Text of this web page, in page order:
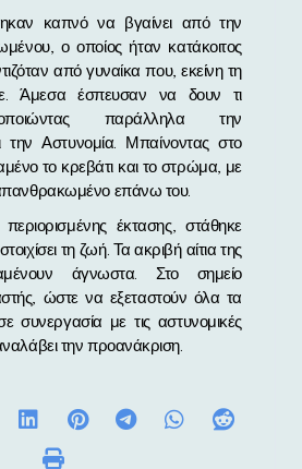
καπνό να βγαίνει από την
ο οποίος ήταν κατάκοιτος
από γυναίκα που, εκείνη τη
Άμεσα έσπευσαν να δουν τι
παράλληλα την
την Αστυνομία. Μπαίνοντας στο
το κρεβάτι και το στρώμα, με
επάνω του.
έκτασης, στάθηκε
τη ζωή. Τα ακριβή αίτια της
άγνωστα. Στο σημείο
ώστε να εξεταστούν όλα τα
συνεργασία με τις αστυνομικές
την προανάκριση.